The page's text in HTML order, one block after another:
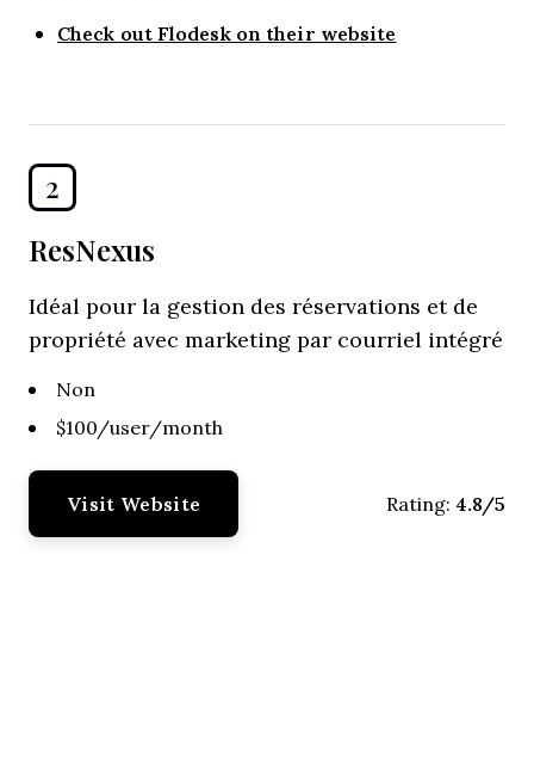
Check out Flodesk on their website
2
ResNexus
Idéal pour la gestion des réservations et de
propriété avec marketing par courriel intégré
Non
$100/user/month
Visit Website Rating: 4.8/5